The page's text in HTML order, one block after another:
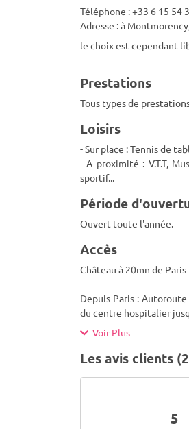
Téléphone : +33 6 15 54
Adresse : à
le choix est cependant
Prestations
Tous types de
Loisirs
- Sur place : Tennis de
- A proximité : V.T.T,
sportif...
Période
Ouvert toute l'année.
Accès
Château à 20mn de Paris
Depuis Paris :
du centre hospitalier
Voir Plus
Les avis clients
5